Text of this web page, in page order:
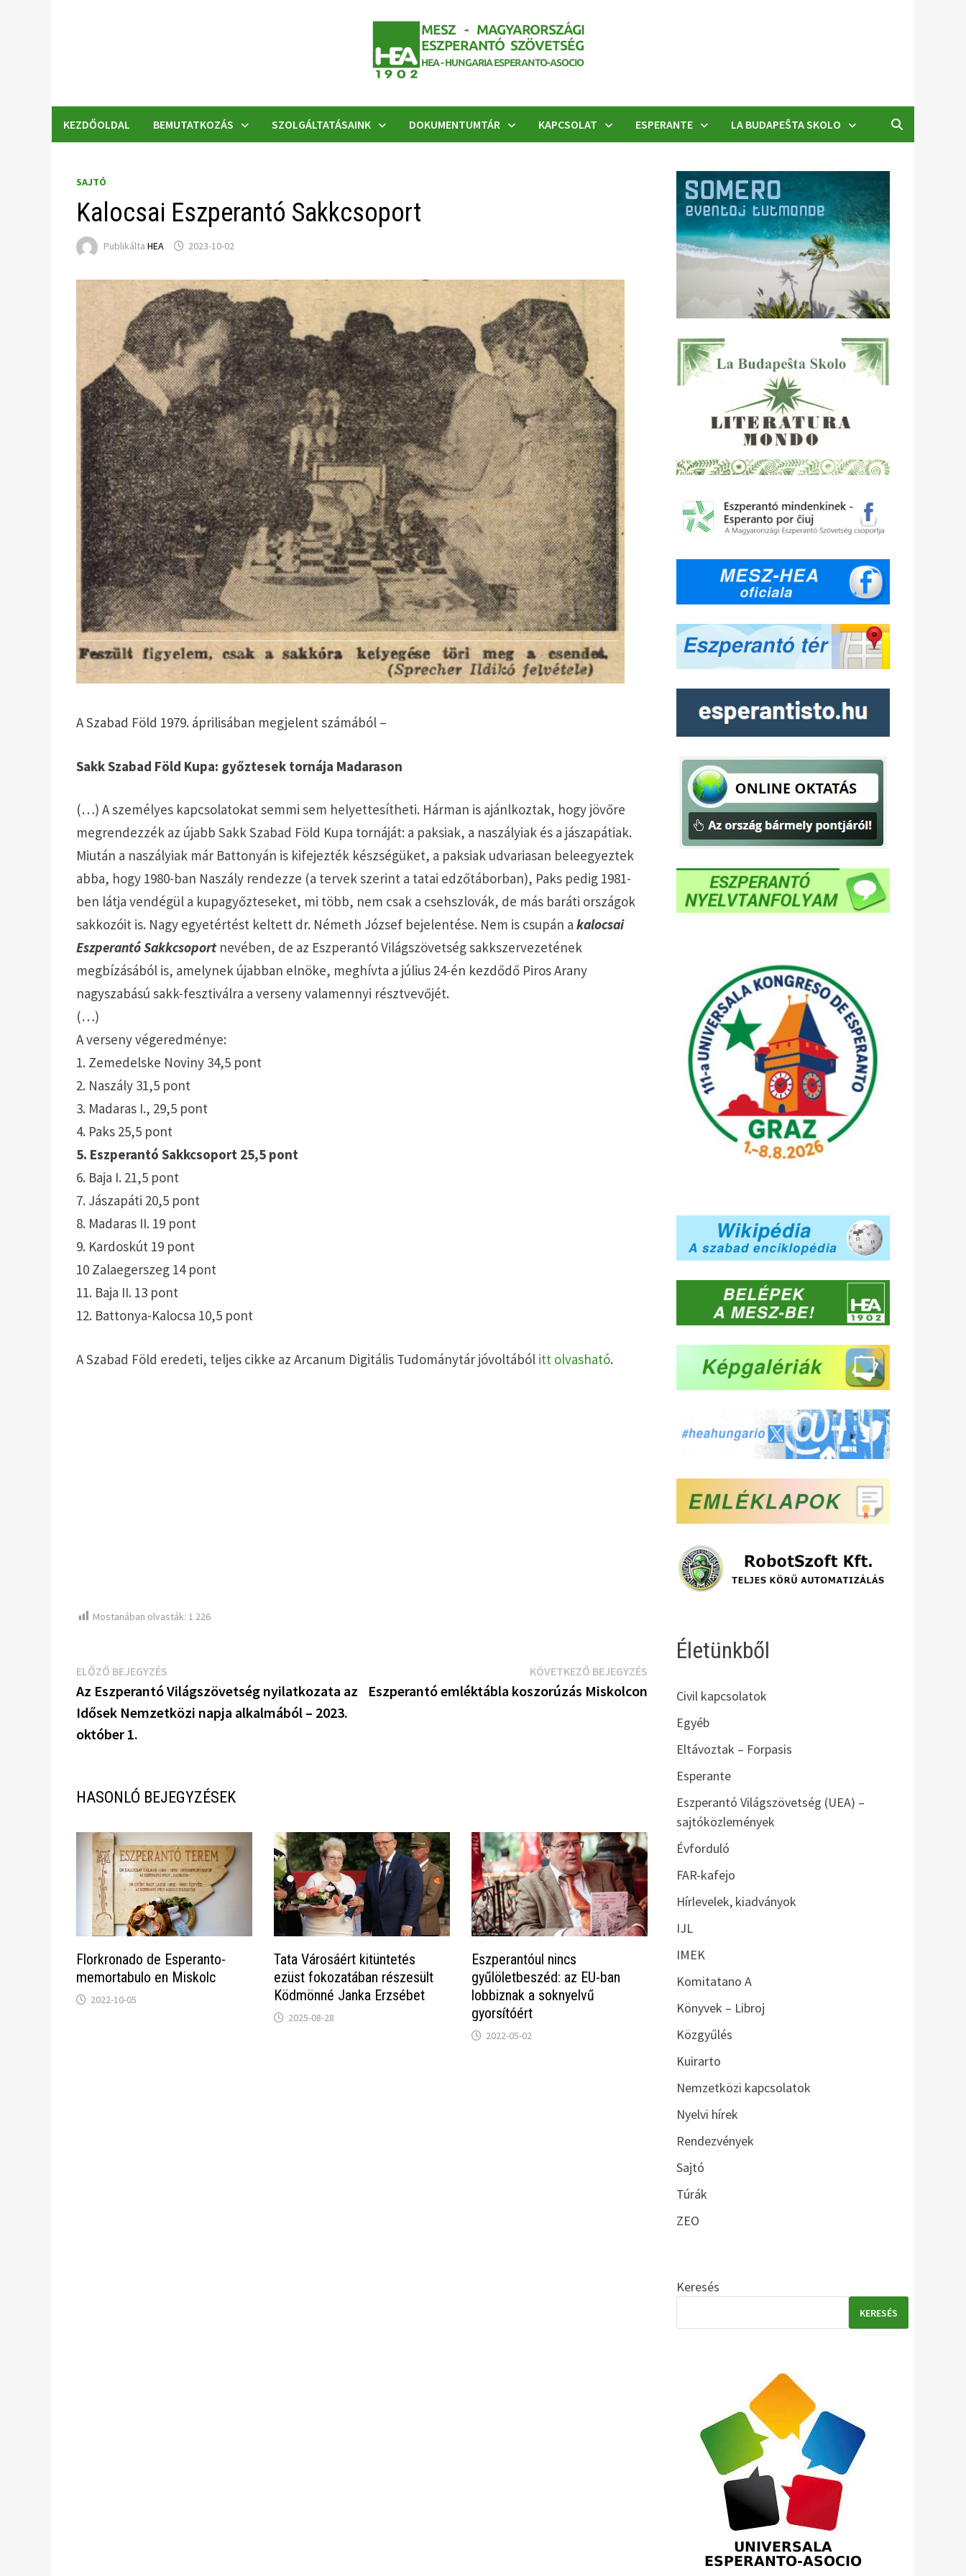
KEZDŐOLDAL BEMUTATKOZÁS SZOLGÁLTATÁSAINK DOKUMENTUMTÁR KAPCSOLAT ESPERANTE LA BUDAPEŜTA SKOLO
SAJTÓ
Kalocsai Eszperantó Sakkcsoport
PublikáltaHEA 2023-10-02
A Szabad Föld 1979. áprilisában megjelent számából –
Sakk Szabad Föld Kupa: győztesek tornája Madarason
(…) A személyes kapcsolatokat semmi sem helyettesítheti. Hárman is ajánlkoztak, hogy jövőre
megrendezzék az újabb Sakk Szabad Föld Kupa tornáját: a paksiak, a naszályiak és a jászapátiak.
Miután a naszályiak már Battonyán is kifejezték készségüket, a paksiak udvariasan beleegyeztek
abba, hogy 1980-ban Naszály rendezze (a tervek szerint a tatai edzőtáborban), Paks pedig 1981-
ben látja vendégül a kupagyőzteseket, mi több, nem csak a csehszlovák, de más baráti országok
sakkozóit is. Nagy egyetértést keltett dr. Németh József bejelentése. Nem is csupán akalocsai
Eszperantó Sakkcsoportnevében, de az Eszperantó Világszövetség sakkszervezetének
megbízásából is, amelynek újabban elnöke, meghívta a július 24-én kezdődő Piros Arany
nagyszabású sakk-fesztiválra a verseny valamennyi résztvevőjét.
(…)
A verseny végeredménye:
1. Zemedelske Noviny 34,5 pont
2. Naszály 31,5 pont
3. Madaras I., 29,5 pont
4. Paks 25,5 pont
5. Eszperantó Sakkcsoport 25,5 pont
6. Baja I. 21,5 pont
7. Jászapáti 20,5 pont
8. Madaras II. 19 pont
9. Kardoskút 19 pont
10 Zalaegerszeg 14 pont
11. Baja II. 13 pont
12. Battonya-Kalocsa 10,5 pont
A Szabad Föld eredeti, teljes cikke az Arcanum Digitális Tudománytár jóvoltából itt olvasható.
Mostanában olvasták: 1 226
Bejegyzés
navigáció
ELŐZŐ BEJEGYZÉS
bejegyzés:
Az Eszperantó Világszövetség nyilatkozata az
Idősek Nemzetközi napja alkalmából – 2023.
október 1.
KÖVETKEZŐ BEJEGYZÉSKövetkező
bejegyzés:
Eszperantó emléktábla koszorúzás Miskolcon
HASONLÓ BEJEGYZÉSEK
Florkronado de Esperanto-
memortabulo en Miskolc
2022-10-05
Tata Városáért kitüntetés
ezüst fokozatában részesült
Ködmönné Janka Erzsébet
2025-08-28
Eszperantóul nincs
gyűlöletbeszéd: az EU-ban
lobbiznak a soknyelvű
gyorsítóért
2022-05-02
Életünkből
Civil kapcsolatok
Egyéb
Eltávoztak – Forpasis
Esperante
Eszperantó Világszövetség (UEA) –
sajtóközlemények
Évforduló
FAR-kafejo
Hírlevelek, kiadványok
IJL
IMEK
Komitatano A
Könyvek – Libroj
Közgyűlés
Kuirarto
Nemzetközi kapcsolatok
Nyelvi hírek
Rendezvények
Sajtó
Túrák
ZEO
Keresés
KERESÉS